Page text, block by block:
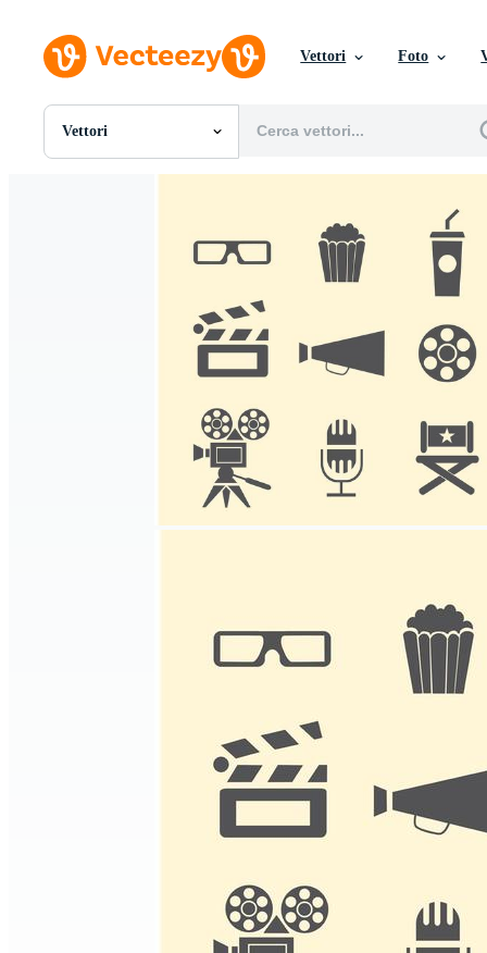
Vettori Foto
Vettori
Tutte Immagini
Motion graphics
Eventi Editoriali